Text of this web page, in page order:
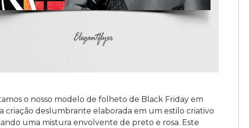
o nosso modelo de folheto de Black Friday em
criação deslumbrante elaborada em um estilo criativo
uma mistura envolvente de preto e rosa. Este